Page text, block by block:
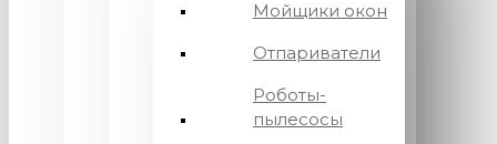
Мойщики окон
Отпариватели
Роботы-
пылесосы